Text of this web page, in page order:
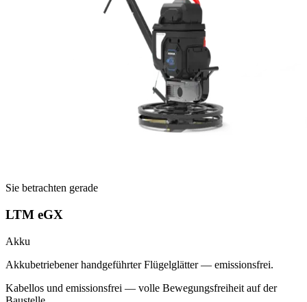
Sie betrachten gerade
LTM eGX
Akku
Akkubetriebener handgeführter Flügelglätter — emissionsfrei.
Kabellos und emissionsfrei — volle Bewegungsfreiheit auf der